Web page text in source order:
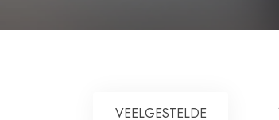
VEELGESTELDE